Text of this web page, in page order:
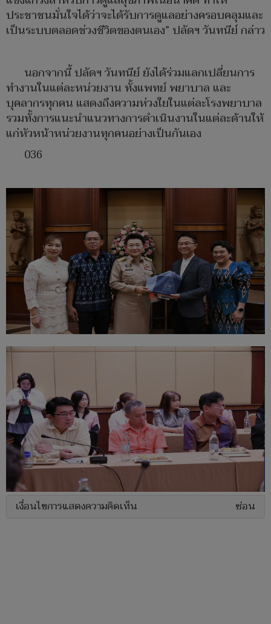
ประชาชนมั่นใจได้ว่าจะได้รับการดูแลอย่างครอบคลุมและ
เป็นระบบตลอดช่วงชีวิตของตนเอง” ปลัดฯ วันทนีย์ กล่าว
นอกจากนี้ ปลัดฯ วันทนีย์ ยังได้ร่วมแลกเปลี่ยนการ
ทำงานในแต่ละหน่วยงาน ทั้งแพทย์ พยาบาล และ
บุคลากรทุกคน แสดงถึงความห่วงใยในแต่ละโรงพยาบาล
รวมทั้งการแนะนำแนวทางการดำเนินงานในแต่ละด้านให้
แก่หัวหน้าหน่วยงานทุกคนอย่างเป็นกันเอง
036
เงื่อนไขการแสดงความคิดเห็น ซ่อน